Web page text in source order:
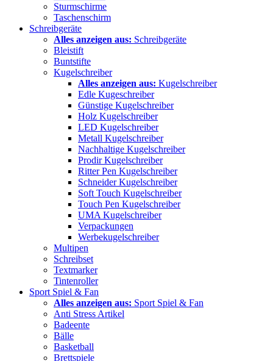
Sturmschirme
Taschenschirm
Schreibgeräte
Alles anzeigen aus: Schreibgeräte
Bleistift
Buntstifte
Kugelschreiber
Alles anzeigen aus: Kugelschreiber
Edle Kugeschreiber
Günstige Kugelschreiber
Holz Kugelschreiber
LED Kugelschreiber
Metall Kugelschreiber
Nachhaltige Kugelschreiber
Prodir Kugelschreiber
Ritter Pen Kugelschreiber
Schneider Kugelschreiber
Soft Touch Kugelschreiber
Touch Pen Kugelschreiber
UMA Kugelschreiber
Verpackungen
Werbekugelschreiber
Multipen
Schreibset
Textmarker
Tintenroller
Sport Spiel & Fan
Alles anzeigen aus: Sport Spiel & Fan
Anti Stress Artikel
Badeente
Bälle
Basketball
Brettspiele